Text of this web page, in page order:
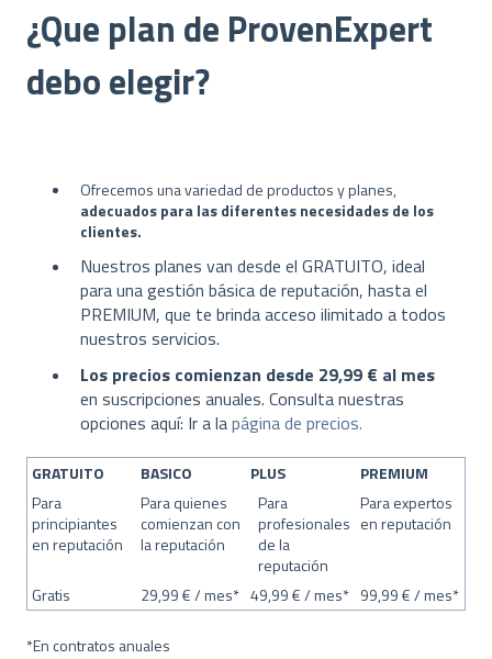
¿Que plan de ProvenExpert
debo elegir?
Ofrecemos una variedad de productos y planes,
adecuados para las diferentes necesidades de los
clientes.
Nuestros planes van desde el GRATUITO, ideal
para una gestión básica de reputación, hasta el
PREMIUM, que te brinda acceso ilimitado a todos
nuestros servicios.
Los precios comienzan desde 29,99 € al mes
en suscripciones anuales. Consulta nuestras
opciones aquí: Ir a lapágina de precios.
GRATUITO BASICO PLUS
PREMIUM
Para
principiantes
en reputación
Para quienes
comienzan con
la reputación
Para
profesionales
de la
reputación
Para expertos
en reputación
Gratis 29,99 € / mes* 49,99 € / mes* 99,99 € / mes*
*En contratos anuales